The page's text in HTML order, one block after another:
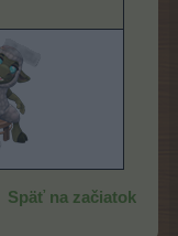
Späť na začiatok